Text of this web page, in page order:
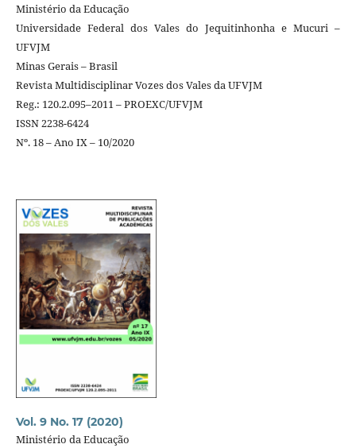
Ministério da Educação
Universidade Federal dos Vales do Jequitinhonha e Mucuri –
UFVJM
Minas Gerais – Brasil
Revista Multidisciplinar Vozes dos Vales da UFVJM
Reg.: 120.2.095–2011 – PROEXC/UFVJM
ISSN 2238-6424
Nº. 18 – Ano IX – 10/2020
Vol. 9 No. 17 (2020)
Ministério da Educação